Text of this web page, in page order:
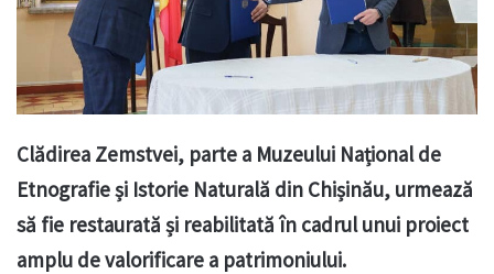
Clădirea Zemstvei, parte a Muzeului Național de
Etnografie și Istorie Naturală din Chișinău, urmează
să fie restaurată și reabilitată în cadrul unui proiect
amplu de valorificare a patrimoniului.